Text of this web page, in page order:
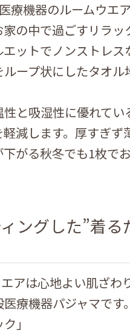
療機器のルームウエ
の中で過ごすリラ
ットでノンストレ
ープ状にしたタオ
性と吸湿性に優れて
減します。厚すぎず
がる秋冬でも1枚で
ングした”着
アは心地よい肌ざわ
療機器パジャマです
」